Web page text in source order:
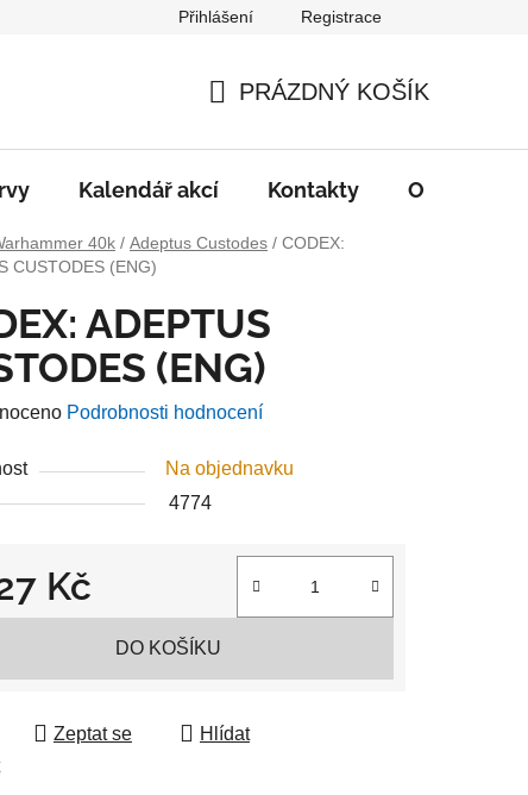
Přihlášení Registrace
KOŠÍK
PRÁZDNÝ KOŠÍK
Kalendář akcí Kontakty O nás
40k / Adeptus Custodes / CODEX:
CUSTODES (ENG)
ADEPTUS
(ENG)
Podrobnosti hodnocení
Na objednavku
4774
Kč
DO KOŠÍKU
Zeptat se
Hlídat